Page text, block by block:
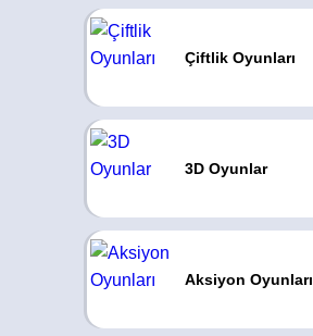
Çiftlik Oyunları
3D Oyunlar
Aksiyon Oyunları